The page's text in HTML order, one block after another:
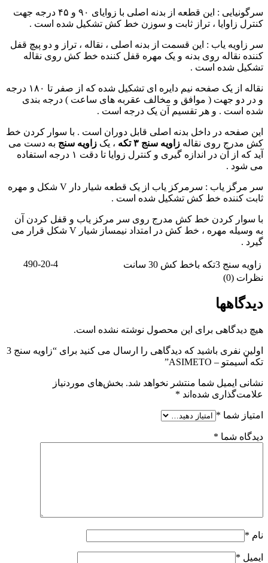
سرگونیایی : این قطعه از بدنه اصلی با زوایای ۹۰ و ۴۵ درجه جهت
کنترل زاوایا ، تراز ثابت و سوزن خط کش تشکیل شده است .
سر زاویه یاب : این قسمت از بدنه اصلی ، نقاله ، تراز و دو پیچ قفل
کننده نقاله روی بدنه و یک مهره قفل کننده خط کش روی نقاله
تشکیل شده است .
نقاله از یک صفحه نیم دایره ای تشکیل شده که از صفر تا ۱۸۰ درجه
و در دو جهت ( موافق و مخالف عقربه های ساعت ) درجه بندی
شده است . و هر تقسیم آن یک درجه است .
این صفحه در داخل بدنه اصلی قابل دوران است . با سوار کردن خط
کش مدرج روی نقاله زاویه سنج ۳ تکه ، یک زاویه سنج به دست می
آید که از آن در اندازه گیری و کنترل زوایا تا دقت ۱ درجه استفاده
می شود .
سر مرگز یاب : سرمرکز یاب از یک قطعه شیار دار V شکل و مهره
ثابت کننده خط کش تشکیل شده است .
با سوار کردن خط کش مدرج روی سر مرکز یاب و قفل کردن آن
به وسیله مهره ، خط کش در امتداد نیمساز شیار V شکل قرار می
گیرد .
زاویه سنج 3تکه باخط کش 30 سانت
490-20-4
نظرات (0)
دیدگاهها
هیچ دیدگاهی برای این محصول نوشته نشده است.
اولین نفری باشید که دیدگاهی را ارسال می کنید برای “زاویه سنج 3
تکه آسیمتو – ASIMETO”
نشانی ایمیل شما منتشر نخواهد شد. بخش‌های موردنیاز
علامت‌گذاری شده‌اند *
امتیاز شما *
دیدگاه شما *
نام *
ایمیل *